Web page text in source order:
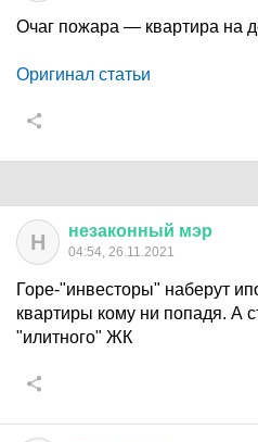
Очаг пожара — квартира на
Оригинал статьи
Н незаконный мэр
04:54, 26.11.2021
Горе-"инвесторы" наберут
квартиры кому ни попадя. А
"илитного" ЖК